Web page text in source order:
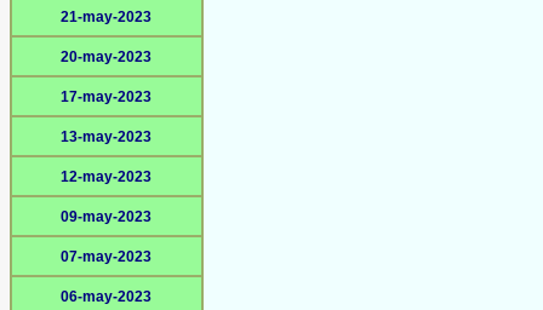
21-may-2023
20-may-2023
17-may-2023
13-may-2023
12-may-2023
09-may-2023
07-may-2023
06-may-2023